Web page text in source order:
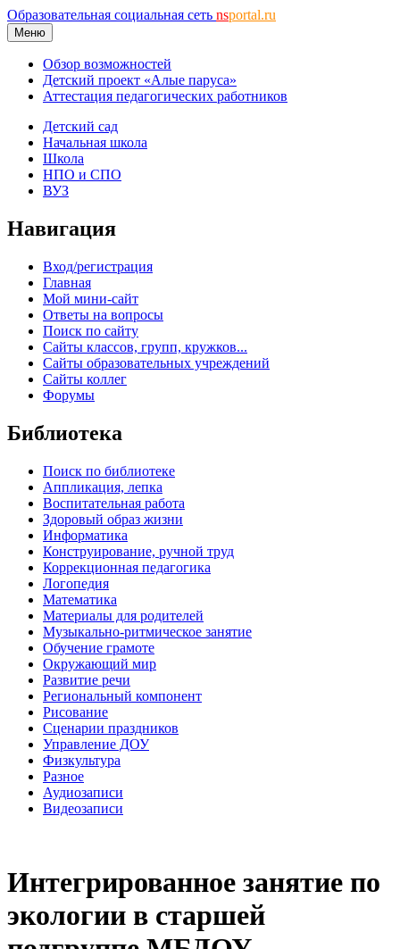
Образовательная социальная сеть nsportal.ru
Меню
Обзор возможностей
Детский проект «Алые паруса»
Аттестация педагогических работников
Детский сад
Начальная школа
Школа
НПО и СПО
ВУЗ
Навигация
Вход/регистрация
Главная
Мой мини-сайт
Ответы на вопросы
Поиск по сайту
Сайты классов, групп, кружков...
Сайты образовательных учреждений
Сайты коллег
Форумы
Библиотека
Поиск по библиотеке
Аппликация, лепка
Воспитательная работа
Здоровый образ жизни
Информатика
Конструирование, ручной труд
Коррекционная педагогика
Логопедия
Математика
Материалы для родителей
Музыкально-ритмическое занятие
Обучение грамоте
Окружающий мир
Развитие речи
Региональный компонент
Рисование
Сценарии праздников
Управление ДОУ
Физкультура
Разное
Аудиозаписи
Видеозаписи
Интегрированное занятие по
экологии в старшей